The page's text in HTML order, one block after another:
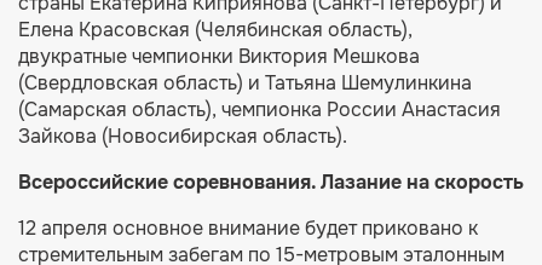
Елена Красовская (Челябинская область),
двукратные чемпионки Виктория Мешкова
(Свердловская область) и Татьяна Шемулинкина
(Самарская область), чемпионка России Анастасия
Зайкова (Новосибирская область).
Всероссийские соревнования. Лазание на скорость
12 апреля основное внимание будет приковано к
стремительным забегам по 15-метровым эталонным